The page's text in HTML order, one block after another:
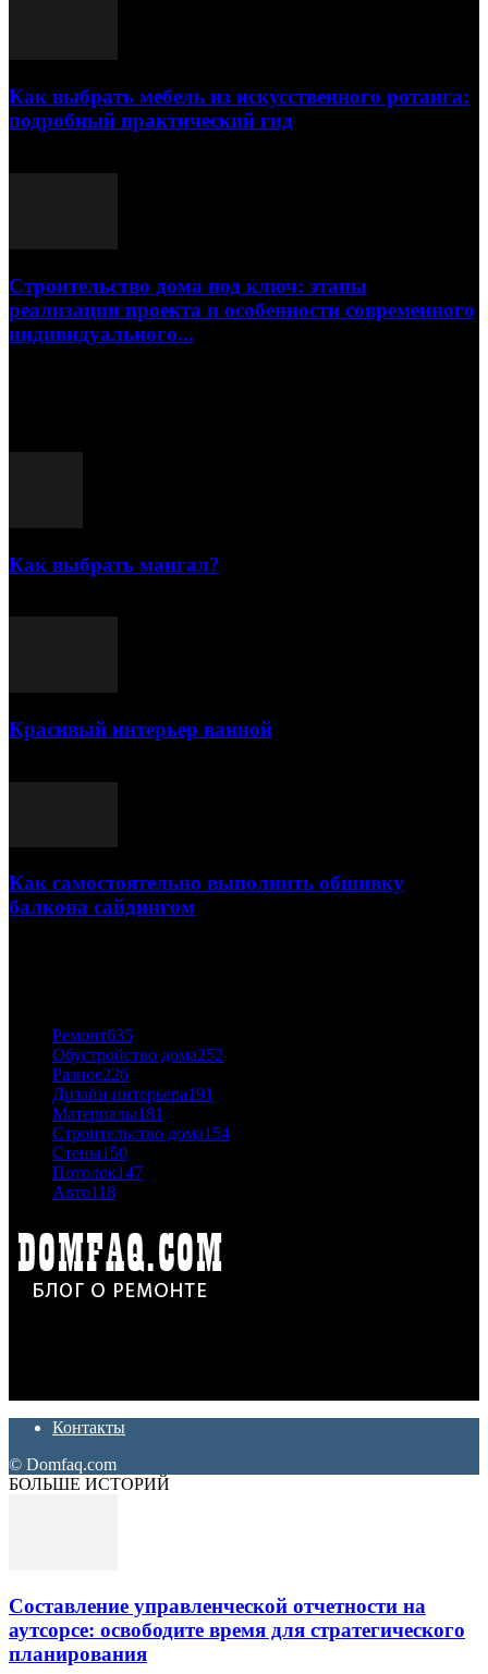
Как выбрать мебель из искусственного ротанга:
подробный практический гид
Строительство дома под ключ: этапы
реализации проекта и особенности современного
индивидуального...
Как выбрать мангал?
Красивый интерьер ванной
Как самостоятельно выполнить обшивку
балкона сайдингом
Ремонт635
Обустройство дома252
Разное226
Дизайн интерьера191
Материалы181
Строительство дома154
Стены150
Потолок147
Авто118
Контакты
© Domfaq.com
БОЛЬШЕ ИСТОРИЙ
Составление управленческой отчетности на
аутсорсе: освободите время для стратегического
планирования